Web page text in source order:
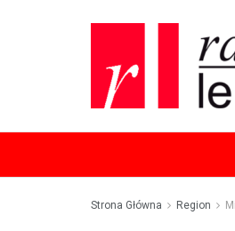
Strona Główna Region